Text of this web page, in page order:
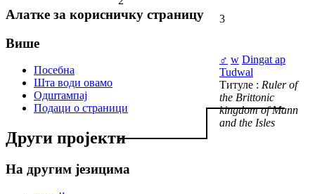
3
♂ w Dingat ap
Tudwal
Титуле : Ruler of
the Brittonic
kingdom of Mann
and the Isles
Алатке за корисничку страницу
Више
Посебна
Шта води овамо
Одштампај
Подаци о страници
Други пројекти
На другим језицима